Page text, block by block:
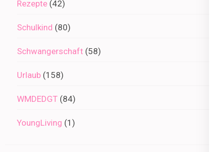
Rezepte (42)
Schulkind (80)
Schwangerschaft (58)
Urlaub (158)
WMDEDGT (84)
YoungLiving (1)